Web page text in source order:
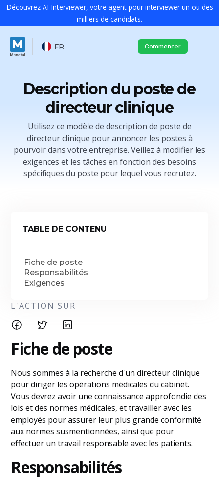
Découvrez AI Interviewer, votre agent pour interviewer un ou des
milliers de candidats.
FR Commencer
Description du poste de
directeur clinique
Utilisez ce modèle de description de poste de
directeur clinique pour annoncer les postes à
pourvoir dans votre entreprise. Veillez à modifier les
exigences et les tâches en fonction des besoins
spécifiques du poste pour lequel vous recrutez.
TABLE DE CONTENU
Fiche de poste
Responsabilités
Exigences
L'ACTION SUR
Fiche de poste
Nous sommes à la recherche d'un directeur clinique
pour diriger les opérations médicales du cabinet.
Vous devrez avoir une connaissance approfondie des
lois et des normes médicales, et travailler avec les
employés pour assurer leur plus grande conformité
aux normes susmentionnées, ainsi que pour
effectuer un travail responsable avec les patients.
Responsabilités